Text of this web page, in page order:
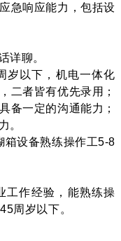
急响应能力，包括设
详聊。
岁以下，机电一体化
二者皆有优先录用；
一定的沟通能力；
。
箱设备熟练操作工5-8
工作经验，能熟练操
周岁以下。